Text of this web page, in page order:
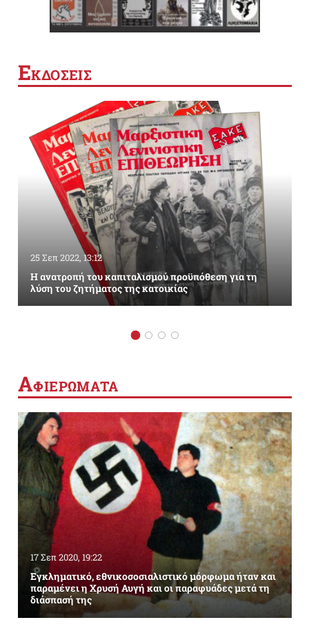
ΕΚΔΟΣΕΙΣ
25 Σεπ 2022, 13:12
Η ανατροπή του καπιταλισμού προϋπόθεση για τη
λύση του ζητήματος της κατοικίας
ΑΦΙΕΡΩΜΑΤΑ
17 Σεπ 2020, 19:22
Εγκληματικό, εθνικοσοσιαλιστικό μόρφωμα ήταν και
παραμένει η Χρυσή Αυγή και οι παραφυάδες μετά τη
διάσπασή της